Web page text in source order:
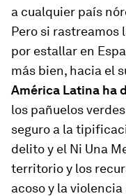
a cualquier país
Pero si
por estallar en
más bien, hacia el
América Latina ha
los pañuelos
seguro a la
delito y el Ni Una
territorio y los
acoso y la